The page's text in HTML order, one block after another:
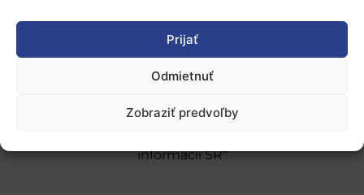
Prijať
Odmietnuť
Zobraziť predvoľby
Ochrana osobných údajov
úniou v rámci Programu Slovensko. Portál
informácií SR“